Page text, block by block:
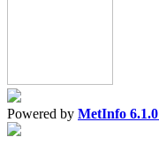
Powered by MetInfo 6.1.0